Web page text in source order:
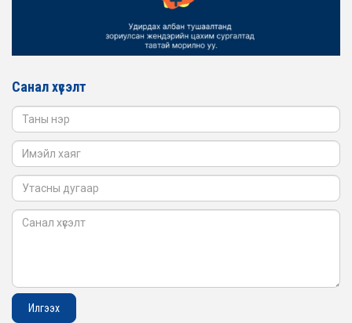
ТӨЛӨӨЛӨЛ БАТЛАН ХАМГААЛАХ ЯАМАНД
Санал хүсэлт